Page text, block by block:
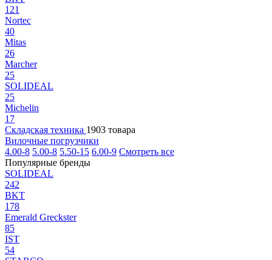
121
Nortec
40
Mitas
26
Marcher
25
SOLIDEAL
25
Michelin
17
Складская техника 1903 товара
Вилочные погрузчики
4.00-8 5.00-8 5.50-15 6.00-9 Смотреть все
Популярные бренды
SOLIDEAL
242
BKT
178
Emerald Greckster
85
IST
54